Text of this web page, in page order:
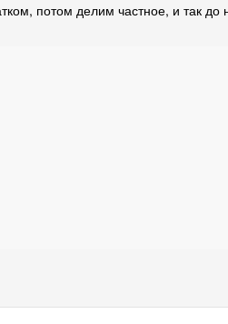
потом делим частное, и так до